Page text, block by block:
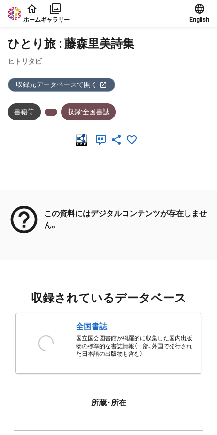
本文に飛ぶ
ホームギャラリー English
ひとり旅 : 藤森里美詩集
ヒトリタビ
収録元データベースで開く
書籍等 収録:全国書誌
この資料にはデジタルコンテンツが存在しませ
ん。
収録されているデータベース
全国書誌
国立国会図書館が網羅的に収集した国内出版
物の標準的な書誌情報（一部、外国で発行され
た日本語の出版物も含む）
所蔵・所在